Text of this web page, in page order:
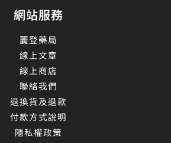
網站服務
麗登藥局
線上文章
線上商店
聯絡我們
退換貨及退款
付款方式說明
隱私權政策